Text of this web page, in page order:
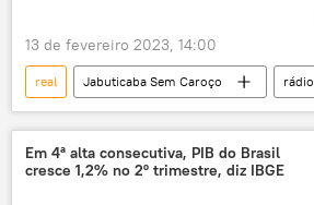
13 de fevereiro 2023, 14:00
real Jabuticaba Sem Caroço
rádio
podcast
sistema financeiro
Economia
moeda Brasil
Em 4ª alta consecutiva, PIB do Brasil
cresce 1,2% no 2º trimestre, diz IBGE